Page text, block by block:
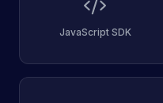
JavaScript SDK